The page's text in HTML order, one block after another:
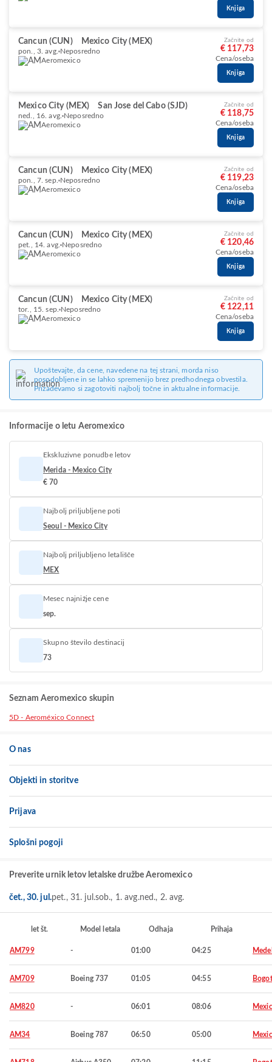
Knjiga
Cancun (CUN) Mexico City (MEX)
pon., 3. avg. Neposredno
Aeromexico
Začnite od
€ 117,73
Cena/oseba
Knjiga
Mexico City (MEX) San Jose del Cabo (SJD)
ned., 16. avg. Neposredno
Aeromexico
Začnite od
€ 118,75
Cena/oseba
Knjiga
Cancun (CUN) Mexico City (MEX)
pon., 7. sep. Neposredno
Aeromexico
Začnite od
€ 119,23
Cena/oseba
Knjiga
Cancun (CUN) Mexico City (MEX)
pet., 14. avg. Neposredno
Aeromexico
Začnite od
€ 120,46
Cena/oseba
Knjiga
Cancun (CUN) Mexico City (MEX)
tor., 15. sep. Neposredno
Aeromexico
Začnite od
€ 122,11
Cena/oseba
Knjiga
Upoštevajte, da cene, navedene na tej strani, morda niso
posodobljene in se lahko spremenijo brez predhodnega obvestila.
Prizadevamo si zagotoviti najbolj točne in aktualne informacije.
Informacije o letu Aeromexico
Ekskluzivne ponudbe letov
Merida - Mexico City
€ 70
Najbolj priljubljene poti
Seoul - Mexico City
Najbolj priljubljeno letališče
MEX
Mesec najnižje cene
sep.
Skupno število destinacij
73
Seznam Aeromexico skupin
5D - Aeroméxico Connect
O nas
Objekti in storitve
Prijava
Splošni pogoji
Preverite urnik letov letalske družbe Aeromexico
čet., 30. jul.pet., 31. jul.sob., 1. avg.ned., 2. avg.
let št. Model letala Odhaja Prihaja
AM799 - 01:00 04:25
AM709 Boeing 737 01:05 04:55
AM820 - 06:01 08:06
AM34 Boeing 787 06:50 05:00